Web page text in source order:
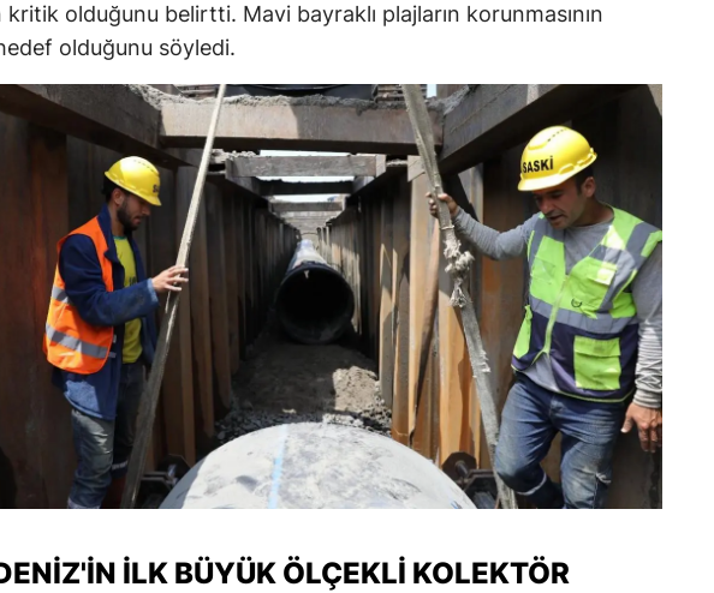
İzmir
Kastamonu
Kayseri
Kırklareli
Konya
Kütahya
Malatya
Kahramanmaraş
kritik olduğunu belirtti. Mavi bayraklı plajların korunmasının
olduğunu söyledi.
İLK BÜYÜK ÖLÇEKLI KOLEKTÖR